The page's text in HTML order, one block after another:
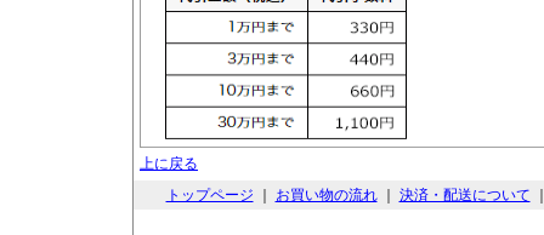
上に戻る
トップページ
お買い物の流れ｜ 決済・配送について